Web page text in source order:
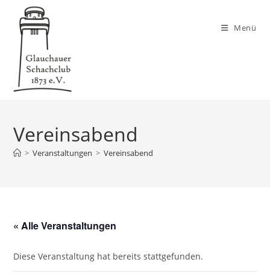
Inhalt
springen
Menü
Vereinsabend
> Veranstaltungen > Vereinsabend
« Alle Veranstaltungen
Diese Veranstaltung hat bereits stattgefunden.